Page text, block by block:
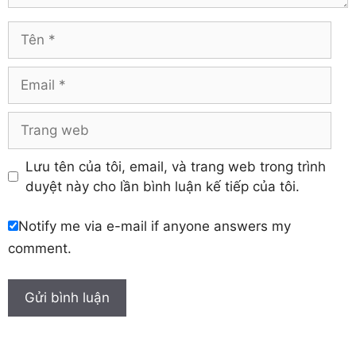
Hậu Giang
Hưng Yên
Khánh Hòa
Vĩnh Phúc
web
Lưu tên của tôi, email, và trang web trong trình
duyệt này cho lần bình luận kế tiếp của tôi.
Notify me via e-mail if anyone answers my
comment.